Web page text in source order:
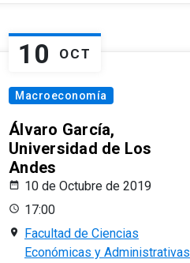
10 OCT
Macroeconomía
Álvaro García,
Universidad de Los
Andes
10 de Octubre de 2019
17:00
Facultad de Ciencias
Económicas y Administrativas